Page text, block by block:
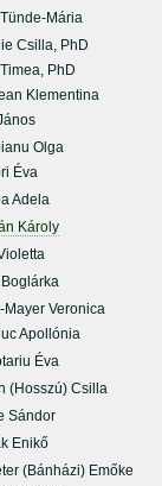
Mária
Csilla, PhD
PhD
Klementina
Olga
Éva
Adela
Károly
Mayer Veronica
Apollónia
Éva
(Hosszú) Csilla
Sándor
Enikő
(Bánházi) Emőke